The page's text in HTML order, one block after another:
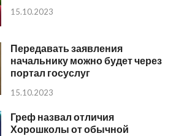
15.10.2023
Передавать заявления
начальнику можно будет через
портал госуслуг
15.10.2023
Греф назвал отличия
Хорошколы от обычной